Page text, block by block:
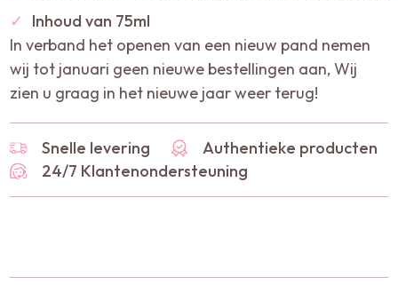
✓
Inhoud van 75ml
In verband het openen van een nieuw pand nemen
wij tot januari geen nieuwe bestellingen aan, Wij
zien u graag in het nieuwe jaar weer terug!
Snelle levering
Authentieke producten
24/7 Klantenondersteuning